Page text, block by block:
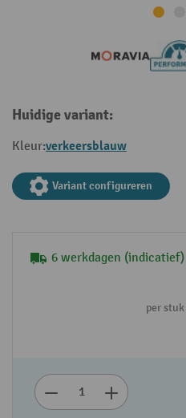
Huidige variant:
Kleur:verkeersblauw
Variant configureren
6 werkdagen (indicatief)
per